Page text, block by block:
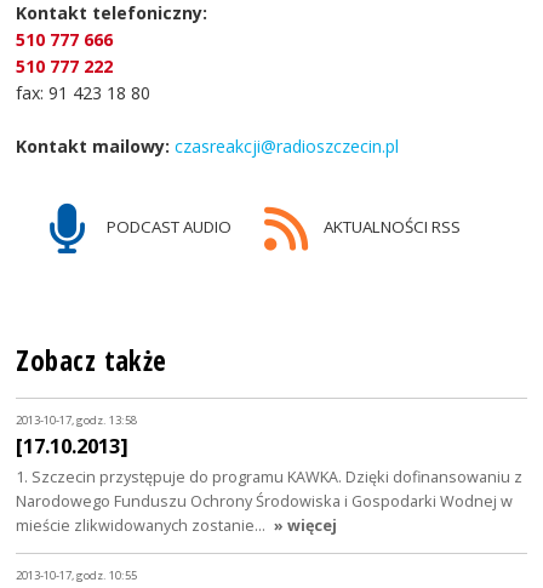
Kontakt telefoniczny:
510 777 666
510 777 222
fax: 91 423 18 80
Kontakt mailowy: czasreakcji@radioszczecin.pl
PODCAST AUDIO AKTUALNOŚCI RSS
Zobacz także
2013-10-17, godz. 13:58
[17.10.2013]
1. Szczecin przystępuje do programu KAWKA. Dzięki dofinansowaniu z
Narodowego Funduszu Ochrony Środowiska i Gospodarki Wodnej w
mieście zlikwidowanych zostanie… » więcej
2013-10-17, godz. 10:55